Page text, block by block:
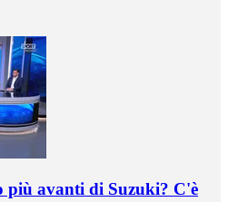
avanti di Suzuki? C'è